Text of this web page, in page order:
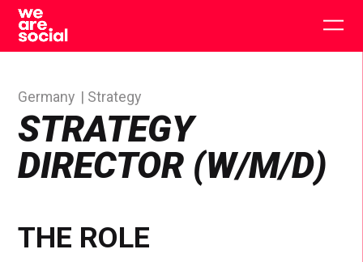
Skip
content
STRATEGY
DIRECTOR (W/M/D)
Germany Strategy
THE ROLE